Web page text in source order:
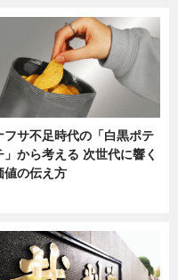
フサ不足時代の「白黒ポテ
」から考える 次世代に響く
値の伝え方